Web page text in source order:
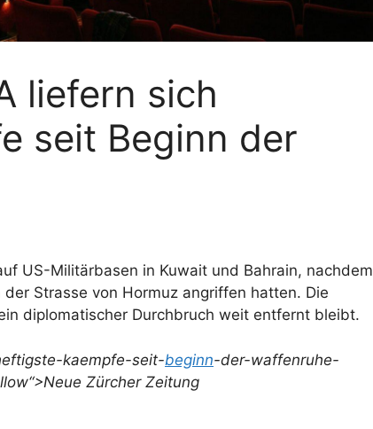
liefern sich
seit Beginn der
US-Militärbasen in Kuwait und Bahrain, nachdem
Strasse von Hormuz angriffen hatten. Die
diplomatischer Durchbruch weit entfernt bleibt.
kaempfe-seit-beginn-der-waffenruhe-
Zürcher Zeitung